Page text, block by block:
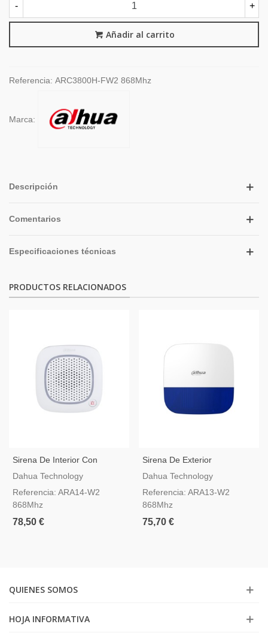
- +
Añadir al carrito
Referencia: ARC3800H-FW2 868Mhz
Marca:
Descripción
Comentarios
Especificaciones técnicas
PRODUCTOS RELACIONADOS
Sirena De Interior Con
Intercomunicador Dahua
Dahua Technology
Referencia: ARA14-W2
868Mhz
78,50 €
Sirena De Exterior
Inalámbrica Dahua AirShield
Dahua Technology
Referencia: ARA13-W2
868Mhz
75,70 €
QUIENES SOMOS
HOJA INFORMATIVA